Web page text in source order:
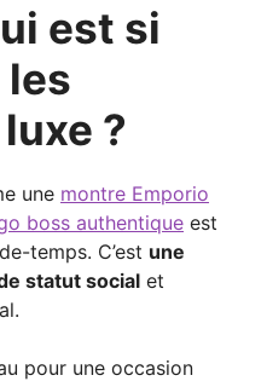
est si
les
?
une montre Emporio
boss authentique est
temps. C’est une
statut social et
pour une occasion